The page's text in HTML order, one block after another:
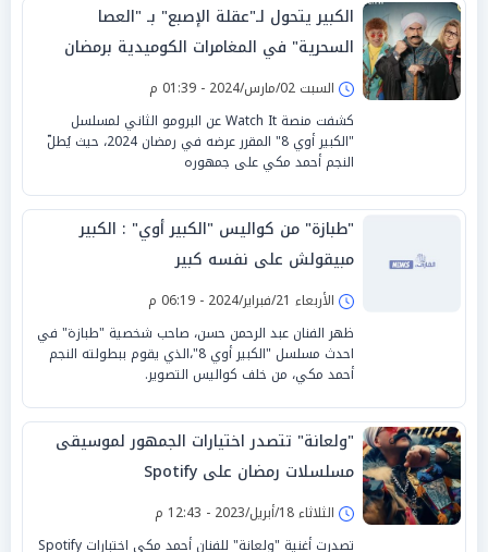
الكبير يتحول لـ"عقلة الإصبع" بـ "العصا
السحرية" في المغامرات الكوميدية برمضان
2024السبت 02/مارس/2024 - 01:39 م
كشفت منصة Watch It عن البرومو الثاني لمسلسل
"الكبير أوي 8" المقرر عرضه في رمضان 2024، حيث يُطلّ
النجم أحمد مكي على جمهوره
"طبازة" من كواليس "الكبير أوي" : الكبير
مبيقولش على نفسه كبير
الأربعاء 21/فبراير/2024 - 06:19 م
ظهر الفنان عبد الرحمن حسن، صاحب شخصية "طبازة" في
احدث مسلسل "الكبير أوي 8"،الذي يقوم ببطولته النجم
أحمد مكي، من خلف كواليس التصوير.
"ولعانة" تتصدر اختيارات الجمهور لموسيقى
مسلسلات رمضان على Spotify
الثلاثاء 18/أبريل/2023 - 12:43 م
تصدرت أغنية "ولعانة" للفنان أحمد مكي اختبارات Spotify